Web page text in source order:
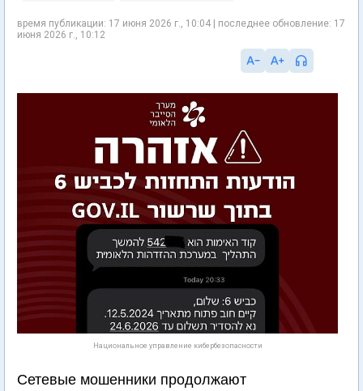
время публикации: 17 июня 2026 г., 10:04 | последнее обновление: 17
июня 2026 г., 10:12
Национальное управление кибербезопасности
Сетевые мошенники продолжают